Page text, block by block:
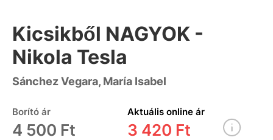
Kicsikből NAGYOK -
Nikola Tesla
Sánchez Vegara, María Isabel
Borító ár
4 500 Ft
Aktuális online ár
3 420 Ft